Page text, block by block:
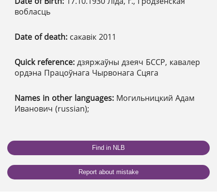
вобласць
Date of death: сакавік 2011
Quick reference: дзяржаўны дзеяч БССР, кавалер
ордэна Працоўнага Чырвонага Сцяга
Names in other languages: Могильницкий Адам
Иванович (russian);
Find in NLB
Report about mistake